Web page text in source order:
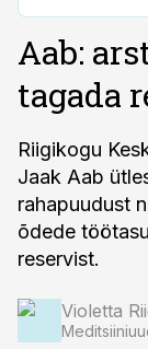
Aab:
tagada
Riigikogu
Jaak Aab
rahapuudust
õdede
reservist.
Violetta